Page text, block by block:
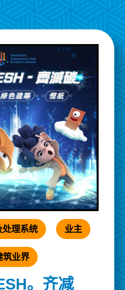
处理系统 业主
筑业界
。齐减